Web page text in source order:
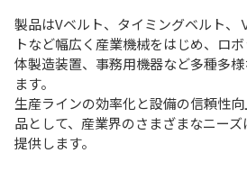
製品はVベルト、タイミングベルト、
トなど幅広く産業機械をはじめ、ロ
体製造装置、事務用機器など多種多
ます。
生産ラインの効率化と設備の信頼性
品として、産業界のさまざまなニー
提供します。